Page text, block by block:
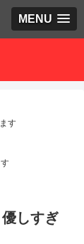
MENU
す
しすぎ